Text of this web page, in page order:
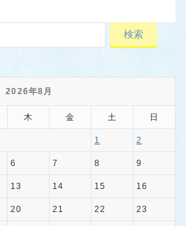
2026年8月
木 金 土 日
1 2
6 7 8 9
13 14 15 16
20 21 22 23